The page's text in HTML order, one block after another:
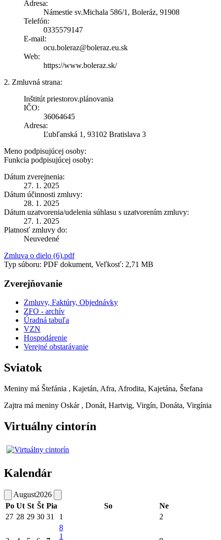
Adresa:
Námestie sv.Michala 586/1, Boleráz, 91908
Telefón:
0335579147
E-mail:
ocu.boleraz@boleraz.eu.sk
Web:
https://www.boleraz.sk/
2. Zmluvná strana:
Inštitút priestorov.plánovania
IČO:
36064645
Adresa:
Ľubľanská 1, 93102 Bratislava 3
Meno podpisujúcej osoby:
Funkcia podpisujúcej osoby:
Dátum zverejnenia:
27. 1. 2025
Dátum účinnosti zmluvy:
28. 1. 2025
Dátum uzatvorenia/udelenia súhlasu s uzatvorením zmluvy:
27. 1. 2025
Platnosť zmluvy do:
Neuvedené
Zmluva o dielo (6).pdf
Typ súboru: PDF dokument, Veľkosť: 2,71 MB
Zverejňovanie
Zmluvy, Faktúry, Objednávky
ZFO - archív
Úradná tabuľa
VZN
Hospodárenie
Verejné obstarávanie
Sviatok
Meniny má Štefánia , Kajetán, Afra, Afrodita, Kajetána, Štefana
Zajtra má meniny Oskár , Donát, Hartvig, Virgín, Donáta, Virgínia
Virtuálny cintorín
Kalendár
August2026
Po Ut St Št Pia So
Ne
27 28 29 30 31 1 2
8
1